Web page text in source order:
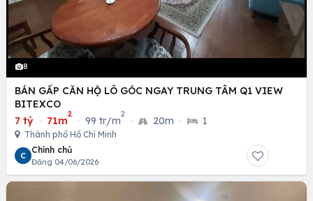
8
BÁN GẤP CĂN HỘ LÔ GÓC NGAY TRUNG TÂM Q1 VIEW
BITEXCO
7 tỷ · 71m
2
· 99 tr/m
2
· 20m · 1
Thành phố Hồ Chí Minh
C
Chính chủ
Đăng 04/06/2026